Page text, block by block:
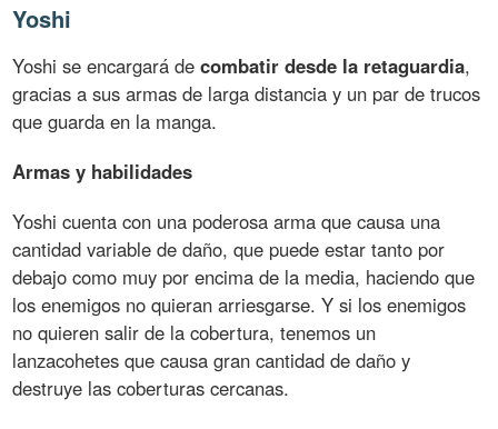
Yoshi
Yoshi se encargará decombatir desde la retaguardia,
gracias a sus armas de larga distancia y un par de trucos
que guarda en la manga.
Armas y habilidades
Yoshi cuenta con una poderosa arma que causa una
cantidad variable de daño, que puede estar tanto por
debajo como muy por encima de la media, haciendo que
los enemigos no quieran arriesgarse. Y si los enemigos
no quieren salir de la cobertura, tenemos un
lanzacohetes que causa gran cantidad de daño y
destruye las coberturas cercanas.